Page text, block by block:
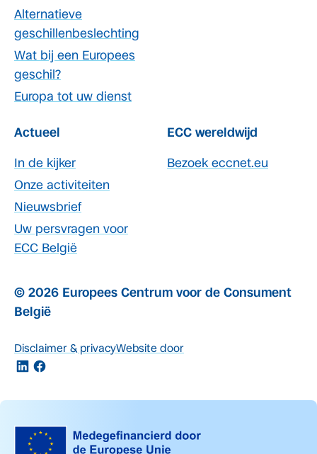
Alternatieve
geschillenbeslechting
Wat bij een Europees
geschil?
Europa tot uw dienst
Actueel
In de kijker
Onze activiteiten
Nieuwsbrief
Uw persvragen voor
ECC België
ECC wereldwijd
Bezoek eccnet.eu
© 2026 Europees Centrum voor de Consument
België
Disclaimer & privacyWebsite door